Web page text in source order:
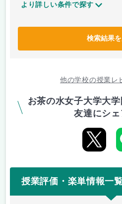
より詳しい条件で探す
検索結果
他の学校の授業レ
お茶の水女子大学大
友達にシェ
授業評価・楽単情報一